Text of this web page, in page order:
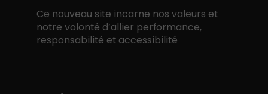
Ce nouveau site incarne nos valeurs et
notre volonté d’allier performance,
responsabilité et accessibilité